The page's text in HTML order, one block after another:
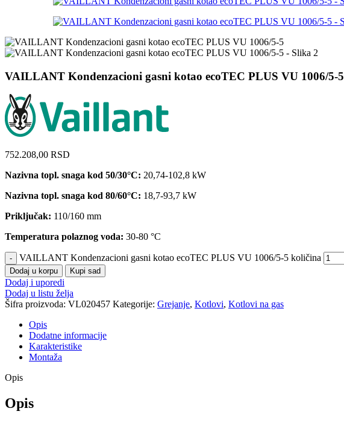
VAILLANT Kondenzacioni gasni kotao ecoTEC PLUS VU 1006/5-5
752.208,00 RSD
Nazivna topl. snaga kod 50/30°C: 20,74-102,8 kW
Nazivna topl. snaga kod 80/60°C: 18,7-93,7 kW
Priključak: 110/160 mm
Temperatura polaznog voda: 30-80 °C
VAILLANT Kondenzacioni gasni kotao ecoTEC PLUS VU 1006/5-5 količina
Dodaj u korpu Kupi sad
Dodaj i uporedi
Dodaj u listu želja
Šifra proizvoda: VL020457 Kategorije: Grejanje, Kotlovi, Kotlovi na gas
Opis
Dodatne informacije
Karakteristike
Montaža
Opis
Opis